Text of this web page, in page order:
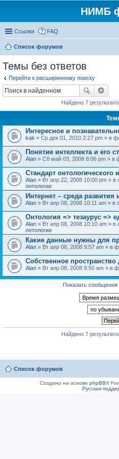
НИМБ
Ссылки FAQ
Список форумов
Темы без ответов
Перейти к расширенному поиску
Найдено 7
Интересное и
kak » Ср дек 01, 2010 2:27 pm » в
Понятие интеллекта и его
Alan » Сб май 03, 2008 8:06 pm » в
Стандарт онтологического
Alan » Вт апр 22, 2008 10:00 pm »
онтологии
Интернет – среда развития
Alan » Вт апр 08, 2008 10:11 am » в
Онтология => тезаурус =>
Alan » Вт апр 08, 2008 10:10 am »
онтологии
Какие данные нужны для
Alan » Вт апр 08, 2008 9:57 am » в
Собственное
Alan » Вт апр 08, 2008 9:50 am » в
Показать сообщения
Найдено 7
Список форумов
Создано на основе phpBB®
Русская